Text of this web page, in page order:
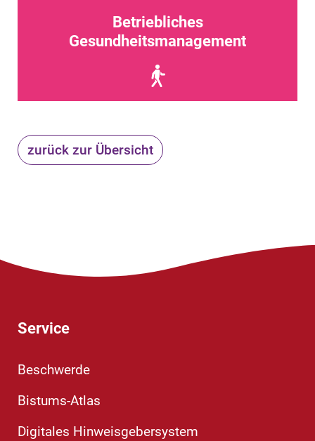
Betriebliches
Gesundheitsmanagement
zurück zur Übersicht
Service
Beschwerde
Bistums-Atlas
Digitales Hinweisgebersystem